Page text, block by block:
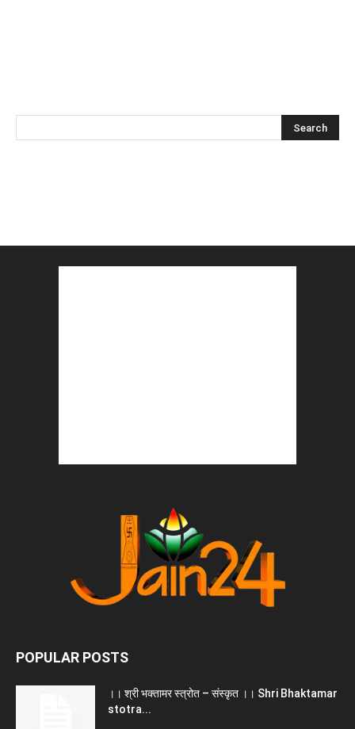
POPULAR POSTS
।। श्री भक्तामर स्त्रोत – संस्कृत ।। Shri Bhaktamar
stotra...